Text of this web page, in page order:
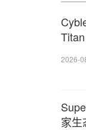
2026-
家生